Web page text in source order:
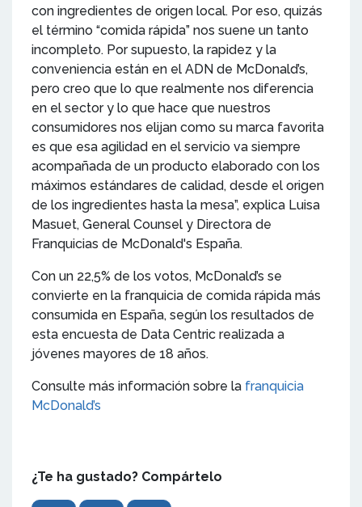
con ingredientes de origen local. Por eso, quizás
el término “comida rápida” nos suene un tanto
incompleto. Por supuesto, la rapidez y la
conveniencia están en el ADN de McDonald’s,
pero creo que lo que realmente nos diferencia
en el sector y lo que hace que nuestros
consumidores nos elijan como su marca favorita
es que esa agilidad en el servicio va siempre
acompañada de un producto elaborado con los
máximos estándares de calidad, desde el origen
de los ingredientes hasta la mesa”, explica Luisa
Masuet, General Counsel y Directora de
Franquicias de McDonald's España.
Con un 22,5% de los votos, McDonald’s se
convierte en la franquicia de comida rápida más
consumida en España, según los resultados de
esta encuesta de Data Centric realizada a
jóvenes mayores de 18 años.
Consulte más información sobre la franquicia
McDonald’s
¿Te ha gustado? Compártelo